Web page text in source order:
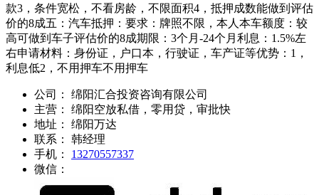
款3，条件宽松，不看房龄，不限面积4，抵押成数能做到评估
价的8成五：汽车抵押：要求：牌照不限，本人本车额度：较
高可做到车子评估价的8成期限：3个月-24个月利息：1.5%左
右申请材料：身份证，户口本，行驶证，车产证等优势：1，
利息低2，不用押车不用押车
公司：
绵阳汇合投资咨询有限公司
主营：
绵阳空放私借，零用贷，审批快
地址：
绵阳万达
联系：
韩经理
手机：
13270557337
微信：